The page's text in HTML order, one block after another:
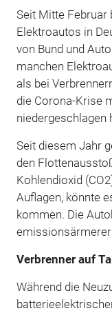
Seit Mitte Februar
Elektroautos in
von Bund und
manchen
als bei
die Corona-Krise
niedergeschlagen
Seit diesem Jahr
den
Kohlendioxid
Auflagen, könnte
kommen. Die
Verbrenner auf
Während die